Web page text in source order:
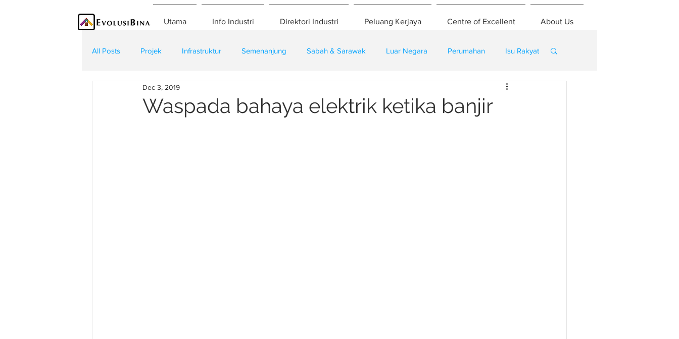
Utama Info Industri Direktori Industri Peluang Kerjaya Centre of Excellent About Us
All Posts Projek Infrastruktur Semenanjung Sabah & Sarawak Luar Negara Perumahan Isu Rakyat
Teknologi Kontraktor
Waspada bahaya elektrik ketika banjir
Dec 3, 2019